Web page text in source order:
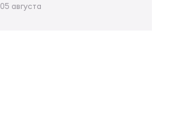
таблицу, имея в своем активе
05 августа